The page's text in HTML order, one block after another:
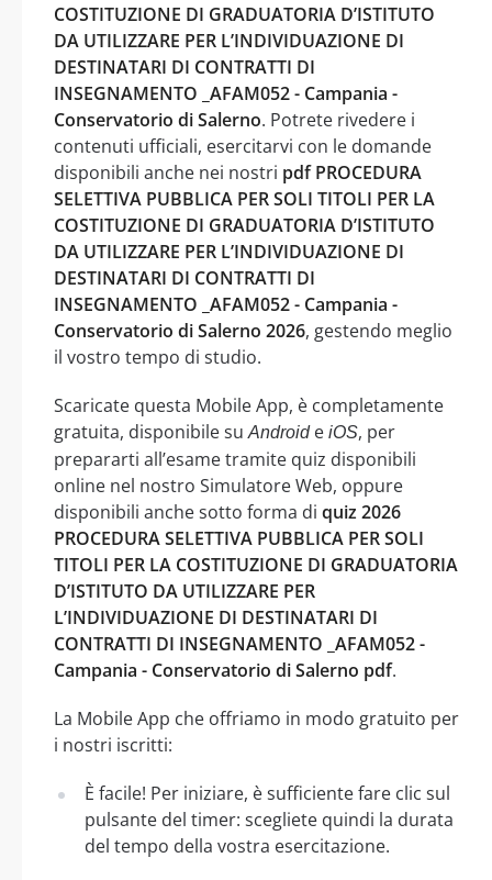
COSTITUZIONE DI GRADUATORIA D’ISTITUTO
DA UTILIZZARE PER L’INDIVIDUAZIONE DI
DESTINATARI DI CONTRATTI DI
INSEGNAMENTO _AFAM052 - Campania -
Conservatorio di Salerno. Potrete rivedere i
contenuti ufficiali, esercitarvi con le domande
disponibili anche nei nostri pdf PROCEDURA
SELETTIVA PUBBLICA PER SOLI TITOLI PER LA
COSTITUZIONE DI GRADUATORIA D’ISTITUTO
DA UTILIZZARE PER L’INDIVIDUAZIONE DI
DESTINATARI DI CONTRATTI DI
INSEGNAMENTO _AFAM052 - Campania -
Conservatorio di Salerno 2026, gestendo meglio
il vostro tempo di studio.
Scaricate questa Mobile App, è completamente
gratuita, disponibile suAndroide iOS, per
prepararti all’esame tramite quiz disponibili
online nel nostro Simulatore Web, oppure
disponibili anche sotto forma di quiz 2026
PROCEDURA SELETTIVA PUBBLICA PER SOLI
TITOLI PER LA COSTITUZIONE DI GRADUATORIA
D’ISTITUTO DA UTILIZZARE PER
L’INDIVIDUAZIONE DI DESTINATARI DI
CONTRATTI DI INSEGNAMENTO _AFAM052 -
Campania - Conservatorio di Salerno pdf.
La Mobile App che offriamo in modo gratuito per
i nostri iscritti:
È facile! Per iniziare, è sufficiente fare clic sul
pulsante del timer: scegliete quindi la durata
del tempo della vostra esercitazione.